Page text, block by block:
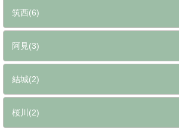
筑西(6)
阿見(3)
結城(2)
桜川(2)